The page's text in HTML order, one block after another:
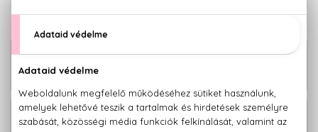
Mon Guerlain Eau De Parfum Intense
31.400 Ft -